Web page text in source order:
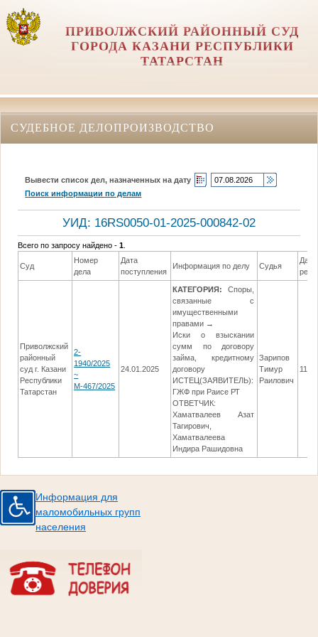
ПРИВОЛЖСКИЙ РАЙОННЫЙ СУД
ГОРОДА КАЗАНИ РЕСПУБЛИКИ
ТАТАРСТАН
СУДЕБНОЕ ДЕЛОПРОИЗВОДСТВО
Вывести список дел, назначенных на дату
Поиск информации по делам
УИД: 16RS0050-01-2025-000842-02
Всего по запросу найдено -1
Суд
Номер
дела
Дата
поступления
Информация по делу Судья
Дата
Приволжский
районный
суд г. Казани
Республики
Татарстан
2-
1940/2025
~
М-467/2025
24.01.2025
КАТЕГОРИЯ:
Споры,
связанные с
имущественными
правами →
Иски о взыскании
сумм по договору
займа, кредитному
договору
ИСТЕЦ(ЗАЯВИТЕЛЬ):
ГЖФ при Раисе РТ
ОТВЕТЧИК:
Хаматвалеев Азат
Тагирович,
Хаматвалеева
Индира Рашидовна
Зарипов
Тимур
Раилович
Информация для
маломобильных групп
населения